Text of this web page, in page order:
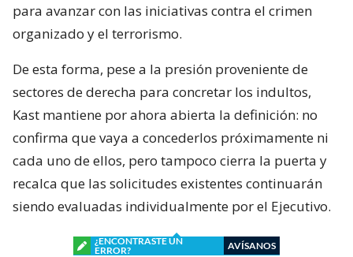
para avanzar con las iniciativas contra el crimen
organizado y el terrorismo.
De esta forma, pese a la presión proveniente de
sectores de derecha para concretar los indultos,
Kast mantiene por ahora abierta la definición: no
confirma que vaya a concederlos próximamente ni
cada uno de ellos, pero tampoco cierra la puerta y
recalca que las solicitudes existentes continuarán
siendo evaluadas individualmente por el Ejecutivo.
¿ENCONTRASTE UN
ERROR?
AVÍSANOS